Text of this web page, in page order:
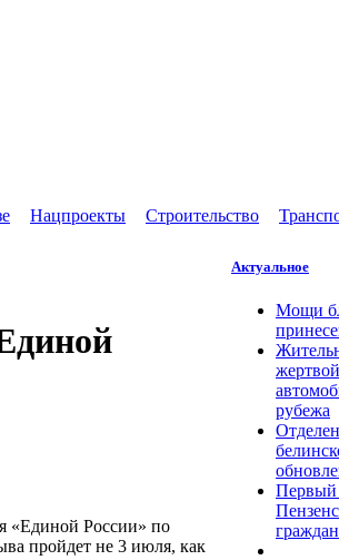
Нацпроекты Строительство
«Единой России» по
пройдет не 3 июля, как
Актуальное
Мощи
рубежа
Первый
граждан